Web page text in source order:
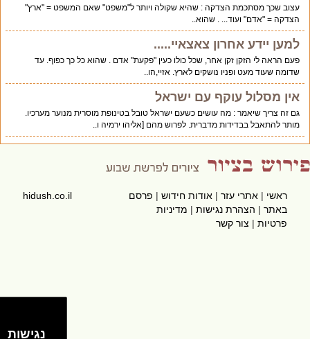
עצוב שכך מסתכמת הצדקה : שהיא שקולה ויותר ל"משפט" שאם המשפט = "ארץ"
הצדקה = "אדם" ועוד... . שהוא..
למען יידע אחרון צאצאיי.....
פעם הראה לי הזקן זקן אחר, שכל כולו כעין "פקעת" אדם . שהוא כל כך כפוף. עד
שדומה שעוד מעט ופניו נושקים לארץ. אזיי,הו..
אין מסלול עוקף עם ישראל
גם זה צריך שיאמר : מה עושים כשעם ישראל טובל בטינופת מוסרית מנוער מערכיו.
מותר להתאבל בבדידות מדברית. לפרוש מהם [אליהו ירמיה ו..
ראשי|אתרי עזר|אודות חידוש|פרסם
באתר|הצהרת נגישות|מדיניות
פרטיות|צור קשר
hidush.co.il
נגישות